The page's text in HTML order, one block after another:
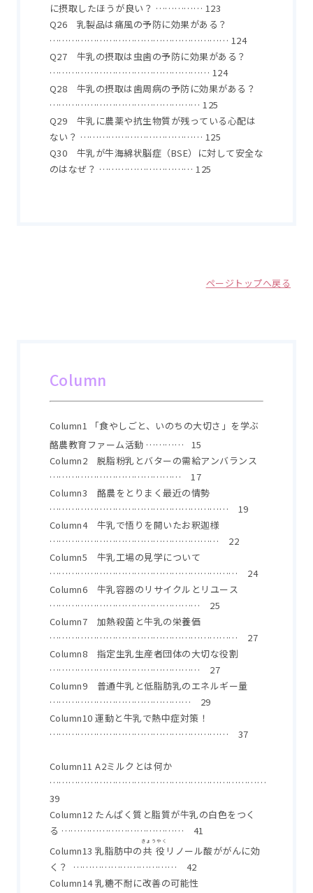
に摂取したほうが良い？ …………… 123
Q26 乳製品は痛風の予防に効果がある？
………………………………………………… 124
Q27 牛乳の摂取は虫歯の予防に効果がある？
…………………………………………… 124
Q28 牛乳の摂取は歯周病の予防に効果がある？
………………………………………… 125
Q29 牛乳に農薬や抗生物質が残っている心配は
ない？ ………………………………… 125
Q30 牛乳が牛海綿状脳症（BSE）に対して安全な
のはなぜ？ ………………………… 125
ページトップへ戻る
Column
Column1 「食やしごと、いのちの大切さ」を学ぶ
酪農教育ファーム活動 ………… 15
Column2 脱脂粉乳とバターの需給アンバランス
…………………………………… 17
Column3 酪農をとりまく最近の情勢
………………………………………………… 19
Column4 牛乳で悟りを開いたお釈迦様
……………………………………………… 22
Column5 牛乳工場の見学について
…………………………………………………… 24
Column6 牛乳容器のリサイクルとリユース
………………………………………… 25
Column7 加熱殺菌と牛乳の栄養価
…………………………………………………… 27
Column8 指定生乳生産者団体の大切な役割
………………………………………… 27
Column9 普通牛乳と低脂肪乳のエネルギー量
……………………………………… 29
Column10 運動と牛乳で熱中症対策！
………………………………………………… 37
Column11 A2ミルクとは何か
……………………………………………………………
39
Column12 たんぱく質と脂質が牛乳の白色をつく
る ………………………………… 41
Column13 乳脂肪中の共役
きょうやく
リノール酸ががんに効
く？ …………………………… 42
Column14 乳糖不耐に改善の可能性